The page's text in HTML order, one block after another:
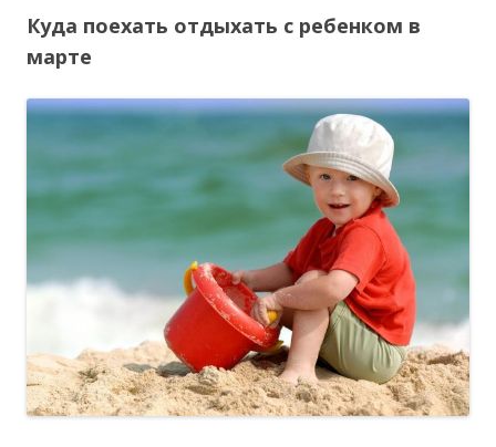
Куда поехать отдыхать с ребенком в
марте